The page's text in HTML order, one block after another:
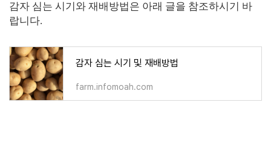
감자 심는 시기와 재배방법은 아래 글을 참조하시기 바
랍니다.
감자 심는 시기 및 재배방법
farm.infomoah.com